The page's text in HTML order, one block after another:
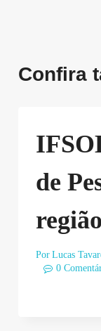
Confira
de
Por Lucas
0